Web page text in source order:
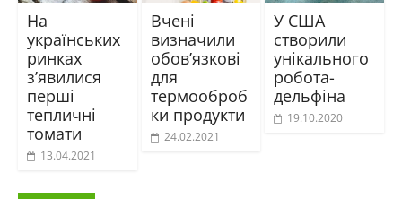
На
українських
ринках
з’явилися
перші
тепличні
томати
13.04.2021
Вчені
визначили
обов’язкові
для
термооброб
ки продукти
24.02.2021
У США
створили
унікального
робота-
дельфіна
19.10.2020